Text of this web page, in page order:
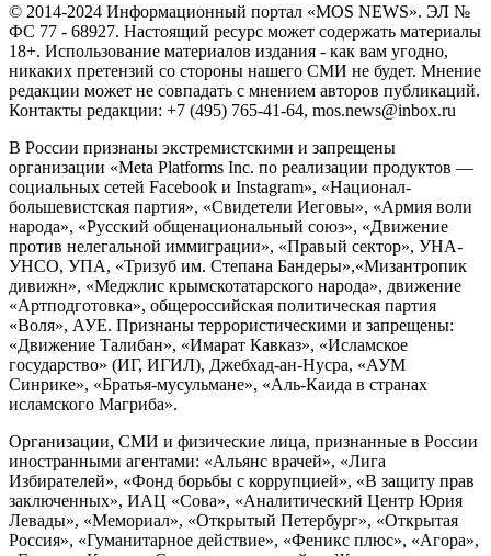
© 2014-2024 Информационный портал «MOS NEWS». ЭЛ №
ФС 77 - 68927. Настоящий ресурс может содержать материалы
18+. Использование материалов издания - как вам угодно,
никаких претензий со стороны нашего СМИ не будет. Мнение
редакции может не совпадать с мнением авторов публикаций.
Контакты редакции: +7 (495) 765-41-64, mos.news@inbox.ru
В России признаны экстремистскими и запрещены
организации «Meta Platforms Inc. по реализации продуктов —
социальных сетей Facebook и Instagram», «Национал-
большевистская партия», «Свидетели Иеговы», «Армия воли
народа», «Русский общенациональный союз», «Движение
против нелегальной иммиграции», «Правый сектор», УНА-
УНСО, УПА, «Тризуб им. Степана Бандеры»,«Мизантропик
дивижн», «Меджлис крымскотатарского народа», движение
«Артподготовка», общероссийская политическая партия
«Воля», АУЕ. Признаны террористическими и запрещены:
«Движение Талибан», «Имарат Кавказ», «Исламское
государство» (ИГ, ИГИЛ), Джебхад-ан-Нусра, «АУМ
Синрике», «Братья-мусульмане», «Аль-Каида в странах
исламского Магриба».
Организации, СМИ и физические лица, признанные в России
иностранными агентами: «Альянс врачей», «Лига
Избирателей», «Фонд борьбы с коррупцией», «В защиту прав
заключенных», ИАЦ «Сова», «Аналитический Центр Юрия
Левады», «Мемориал», «Открытый Петербург», «Открытая
Россия», «Гуманитарное действие», «Феникс плюс», «Агора»,